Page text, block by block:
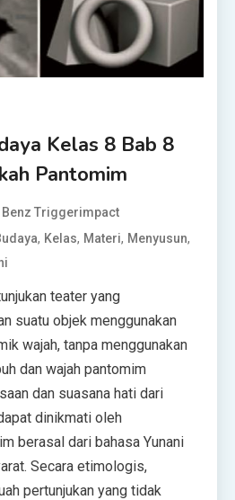
Kelas 8 Bab 8
Pantomim
Benz Triggerimpact
, Kelas, Materi, Menyusun,
teater yang
suatu objek menggunakan
wajah, tanpa menggunakan
dan wajah pantomim
dan suasana hati dari
dinikmati oleh
berasal dari bahasa Yunani
Secara etimologis,
pertunjukan yang tidak